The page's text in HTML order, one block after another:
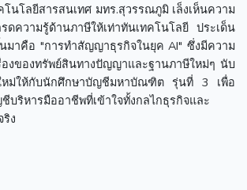
โนโลยีสารสนเทศ มทร.สุวรรณภูมิ เล็งเห็นความ
ดความรู้ด้านภาษีให้เท่าทันเทคโนโลยี ประเด็น
มาคือ "การทำสัญญาธุรกิจในยุค AI" ซึ่งมีความ
องของทรัพย์สินทางปัญญาและฐานภาษีใหม่ๆ นับ
ใหม่ให้กับนักศึกษาบัญชีมหาบัณฑิต รุ่นที่ 3 เพื่อ
บริหารมืออาชีพที่เข้าใจทั้งกลไกธุรกิจและ
ง